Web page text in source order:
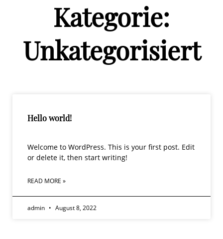
Kategorie:
Unkategorisiert
Hello world!
Welcome to WordPress. This is your first post. Edit
or delete it, then start writing!
READ MORE »
admin August 8, 2022